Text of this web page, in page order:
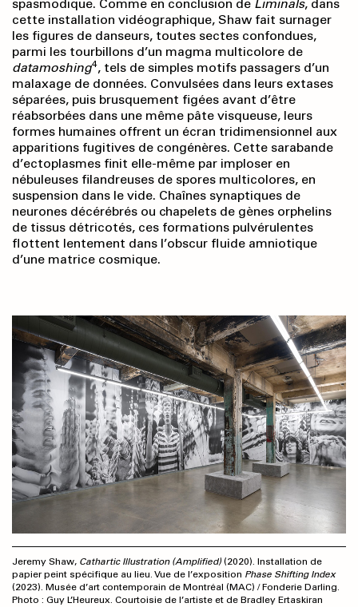
spasmodique. Comme en conclusion de Liminals, dans
cette installation vidéographique, Shaw fait surnager
les figures de danseurs, toutes sectes confondues,
parmi les tourbillons d’un magma multicolore de
datamoshing4, tels de simples motifs passagers d’un
malaxage de données. Convulsées dans leurs extases
séparées, puis brusquement figées avant d’être
réabsorbées dans une même pâte visqueuse, leurs
formes humaines offrent un écran tridimensionnel aux
apparitions fugitives de congénères. Cette sarabande
d’ectoplasmes finit elle-même par imploser en
nébuleuses filandreuses de spores multicolores, en
suspension dans le vide. Chaînes synaptiques de
neurones décérébrés ou chapelets de gènes orphelins
de tissus détricotés, ces formations pulvérulentes
flottent lentement dans l’obscur fluide amniotique
d’une matrice cosmique.
Jeremy Shaw, Cathartic Illustration (Amplified) (2020). Installation de
papier peint spécifique au lieu. Vue de l’exposition Phase Shifting Index
(2023). Musée d’art contemporain de Montréal (MAC) / Fonderie Darling.
Photo : Guy L’Heureux. Courtoisie de l’artiste et de Bradley Ertaskiran